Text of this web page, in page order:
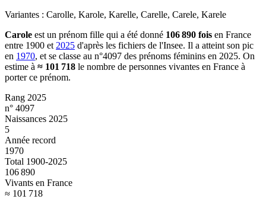
Variantes : Carolle, Karole, Karelle, Carelle, Carele, Karele
Carole est un prénom fille qui a été donné 106 890 fois en France
entre 1900 et 2025 d'après les fichiers de l'Insee. Il a atteint son pic
en 1970, et se classe au n°4097 des prénoms féminins en 2025. On
estime à ≈ 101 718 le nombre de personnes vivantes en France à
porter ce prénom.
Rang 2025
n° 4097
Naissances 2025
5
Année record
1970
Total 1900-2025
106 890
Vivants en France
≈ 101 718